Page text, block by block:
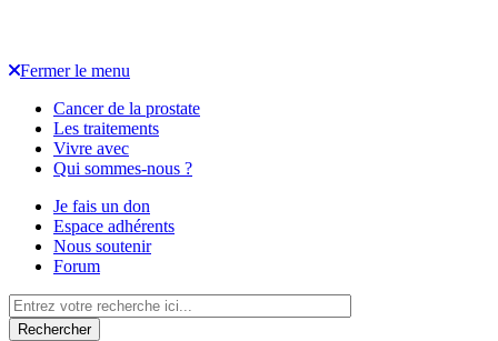
Fermer le menu
Cancer de la prostate
Les traitements
Vivre avec
Qui sommes-nous ?
Je fais un don
Espace adhérents
Nous soutenir
Forum
Rechercher